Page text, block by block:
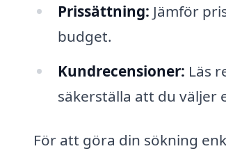
Prissättning: Jämför
budget.
Kundrecensioner: Läs
säkerställa att du väljer
För att göra din sökning